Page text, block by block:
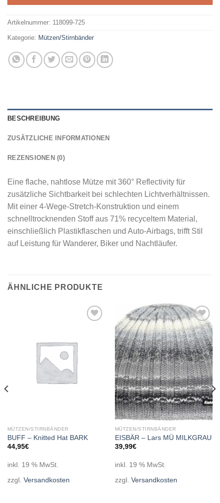
Artikelnummer: 118099-725
Kategorie: Mützen/Stirnbänder
BESCHREIBUNG
ZUSÄTZLICHE INFORMATIONEN
REZENSIONEN (0)
Eine flache, nahtlose Mütze mit 360° Reflectivity für
zusätzliche Sichtbarkeit bei schlechten Lichtverhältnissen.
Mit einer 4-Wege-Stretch-Konstruktion und einem
schnelltrocknenden Stoff aus 71% recyceltem Material,
einschließlich Plastikflaschen und Auto-Airbags, trifft Stil
auf Leistung für Wanderer, Biker und Nachtläufer.
ÄHNLICHE PRODUKTE
MÜTZEN/STIRNBÄNDER
BUFF – Knitted Hat BARK
44,95€
inkl. 19 % MwSt.
zzgl. Versandkosten
Add to
wishlist
MÜTZEN/STIRNBÄNDER
EISBÄR – Lars MÜ MILKGRAU
39,99€
inkl. 19 % MwSt.
zzgl. Versandkosten